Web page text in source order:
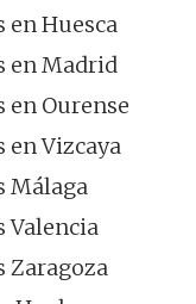
en Huesca
en Madrid
en Ourense
en Vizcaya
Málaga
Valencia
Zaragoza